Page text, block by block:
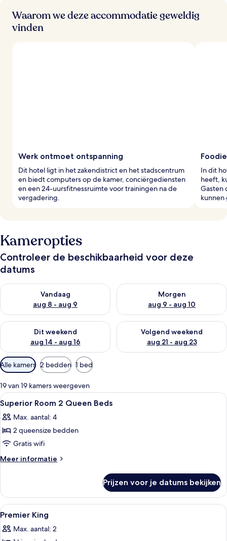
v
Waarom we deze accommodatie geweldig
vinden
Werk ontmoet ontspanning
Dit hotel ligt in het zakendistrict en het stadscentrum
en biedt computers op de kamer, conciërgediensten
en een 24-uursfitnessruimte voor trainingen na de
vergadering.
In dit
heeft,
Gasten
Kameropties
Controleer de beschikbaarheid voor deze
datums
Vandaag
aug 8 - aug 9
De beschikbaarheid controleren voor vanavond aug 8 - aug 9
Morgen
aug 9 - aug 10
De beschikbaarheid
Dit weekend
aug 14 - aug 16
De beschikbaarheid controleren voor dit weekend aug 14 -
Volgend weekend
aug 21 - aug 23
De beschikbaarheid
Beschikbare
filters
voor
kamers
Alle kamers 2 bedden 1 bed
19 van 19 kamers weergeven
Alle
foto's
voor
Superior
Room
2
laden
Luxe beddengoed, donzen
6
Superior Room 2 Queen Beds
Max. aantal: 4
2 queensize bedden
Gratis wifi
Meer informatie
Meer
Room
Queen
Prijzen voor je datums bekijken
Alle
foto's
voor
Hotelkamer met een groot bed, een
7
Premier King
Max. aantal: 2